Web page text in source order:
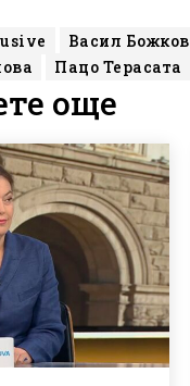
Васил Божков
Пацо Терасата
още